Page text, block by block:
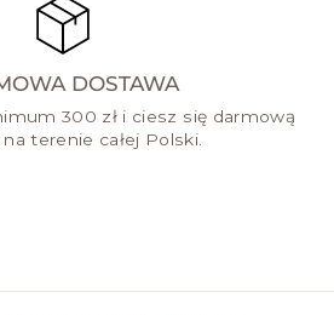
DOSTAWA
300 zł i ciesz się darmową
terenie całej Polski.